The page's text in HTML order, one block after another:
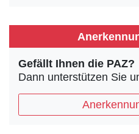
Gefällt Ihnen die PAZ?
Dann unterstützen Sie